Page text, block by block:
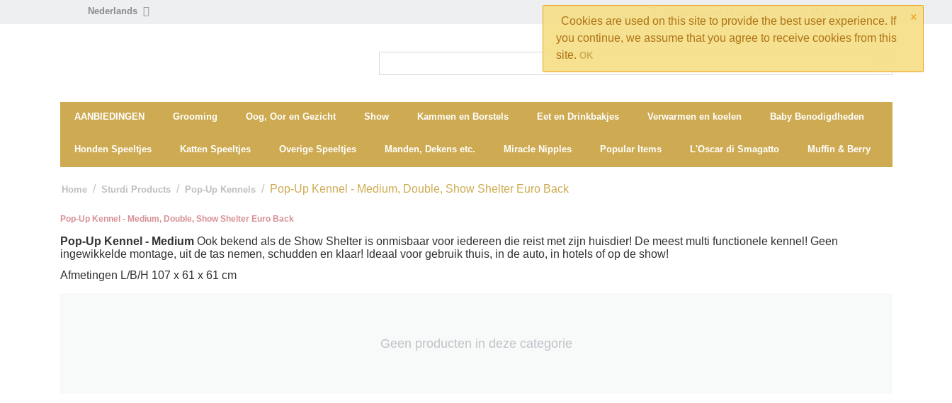
×
Cookies are used on this site to provide the best user experience. If
you continue, we assume that you agree to receive cookies from this
site.OK
Nederlands
AANBIEDINGEN Grooming Oog, Oor en Gezicht Show Kammen en Borstels Eet en Drinkbakjes Verwarmen en koelen Baby Benodigdheden
Honden Speeltjes Katten Speeltjes Overige Speeltjes Manden, Dekens etc. Miracle Nipples Popular Items L'Oscar di Smagatto Muffin & Berry
Home / Sturdi Products / Pop-Up Kennels / Pop-Up Kennel - Medium, Double, Show Shelter Euro Back
Pop-Up Kennel - Medium, Double, Show Shelter Euro Back
Pop-Up Kennel - Medium Ook bekend als de Show Shelter is onmisbaar voor iedereen die reist met zijn huisdier! De meest multi functionele kennel! Geen
ingewikkelde montage, uit de tas nemen, schudden en klaar! Ideaal voor gebruik thuis, in de auto, in hotels of op de show!
Afmetingen L/B/H 107 x 61 x 61 cm
Geen producten in deze categorie